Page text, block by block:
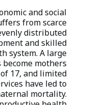
and social
from scarce
distributed
and skilled
system. A large
mothers
17, and limited
have led to
mortality.